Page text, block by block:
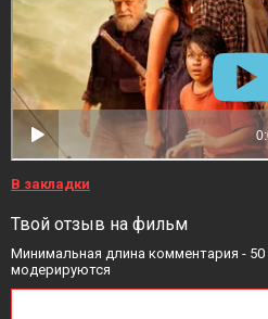
В закладки
Твой отзыв на фильм
Минимальная длина комментария -
модерируются